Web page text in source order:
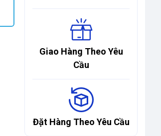
Giao Hàng Theo Yêu
Cầu
Đặt Hàng Theo Yêu Cầu